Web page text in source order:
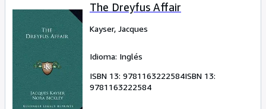
The Dreyfus Affair
Kayser, Jacques
Idioma: Inglés
ISBN 13: 9781163222584ISBN 13:
9781163222584